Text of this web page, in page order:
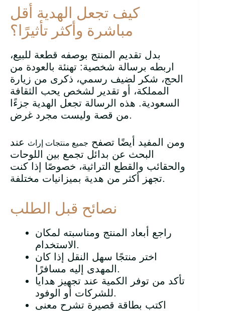
كيف تجعل الهدية أقل
مباشرة وأكثر تأثيرًا؟
بدل تقديم المنتج بوصفه قطعة للبيع،
اربطه برسالة شخصية: تهنئة بالعودة من
الحج، شكر لضيف رسمي، ذكرى من زيارة
المملكة، أو تقدير لشخص يحب الثقافة
السعودية. هذه الرسالة تجعل الهدية جزءًا
من قصة وليست مجرد غرض.
ومن المفيد أيضًا تصفح جميع منتجات إراث عند
البحث عن بدائل تجمع بين اللوحات
والحقائب والقطع التراثية، خصوصًا إذا كنت
تجهز أكثر من هدية بميزانيات مختلفة.
نصائح قبل الطلب
راجع أبعاد المنتج ومناسبته لمكان
الاستخدام.
اختر منتجًا سهل النقل إذا كان
المهدى إليه مسافرًا.
تأكد من توفر الكمية عند تجهيز هدايا
للشركات أو الوفود.
اكتب بطاقة قصيرة تشرح معنى